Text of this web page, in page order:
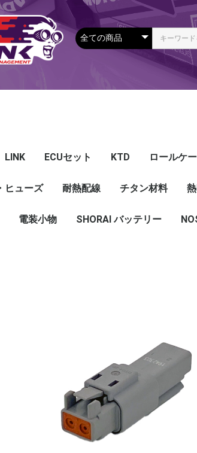
LINK
Plug-in ECU Honda
Mazda
Mitsubishi
Nissan
Subaru
Toyota
その他
Wire-in ECU G5
G4X
G4＋
PDM
ECUアクセサリー Looms and
Mapセンサー
温度センサー
その他センサー
Exhaust O2セン
CAN EGT
DI Driver
Ignition
Injection
Peripherals
Tuning Tools
E-Throttle
Driver Display
CAN Keypad
Apparel Hat
T-shirts
Foodies
ECUセット KTD
Looms
センサー
Ignition Coil
クラセン
サージタンク
EXマニ
燃料
電スロ
シリコンホース
エンジンハーネス
ハーネスラベル
エアクリーナー
スイッチ
アダプタ類
その他
ロールケ
ヒューズ
ケース
ー式ブレード
耐熱配線
ETFE 配
シ
モ
FEP 配
シ
モ
チタン材料
電装小物 SHORAI バッテリー